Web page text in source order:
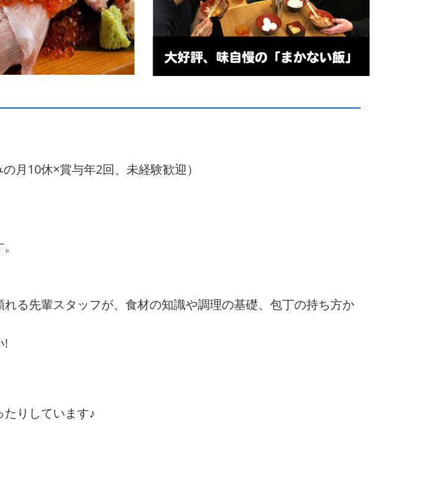
月10休×賞与年2回、未経験歓迎）
る先輩スタッフが、食材の知識や調理の基礎、包丁の持ち方か
!
りしています♪